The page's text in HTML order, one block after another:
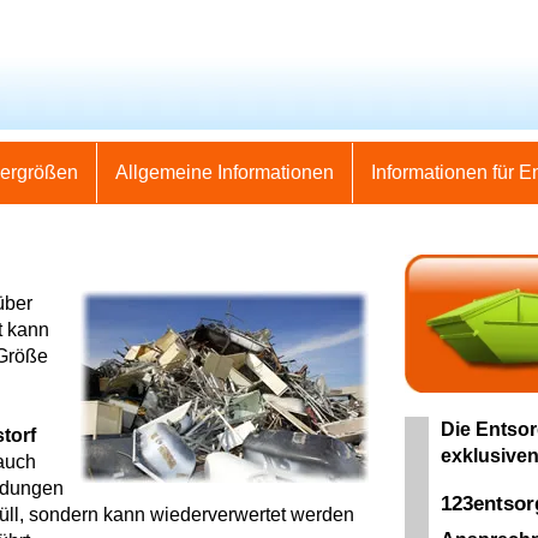
Allgemeine Informationen Informationen für
kann
sondern kann wiederverwertet werden
Die